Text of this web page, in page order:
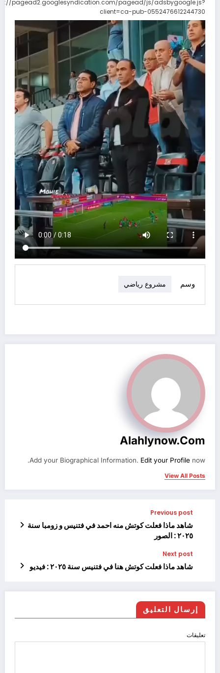
pagead2.googlesyndication.com/pagead/js/adsbygoogle.js?
client=ca-pub-0552476612244730
وسم مشروع رياضي
Alahlynow.com
Add your Biographical Information. Edit your Profile now.
View All Posts
Previous post
شاهد ماذا فعلت كوتش منه احمد في فتنيس و زومبا سنة
٢٠٢٥ : الصور
Next post
شاهد ماذا فعلت كوتش هنا في فتنيس سنة ٢٠٢٥ : فيديو
إرسال التعليق
تعليقات